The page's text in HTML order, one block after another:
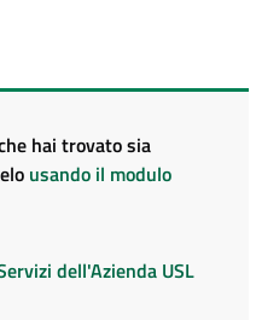
hai trovato sia
usando il modulo
dell'Azienda USL